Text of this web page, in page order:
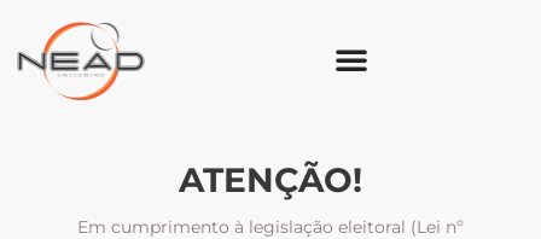
ATENÇÃO!
Em cumprimento à legislação eleitoral (Lei nº